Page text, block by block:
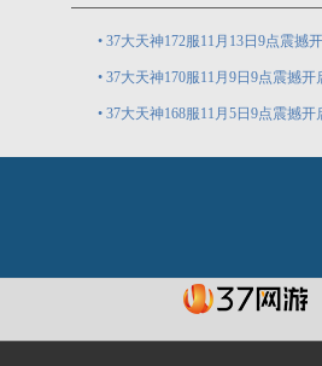
• 37大天神172服11月13日9点震撼
• 37大天神170服11月9日9点震撼开
• 37大天神168服11月5日9点震撼开